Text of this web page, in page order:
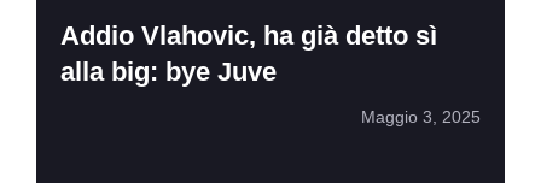
Addio Vlahovic, ha già detto sì
alla big: bye Juve
Maggio 3, 2025